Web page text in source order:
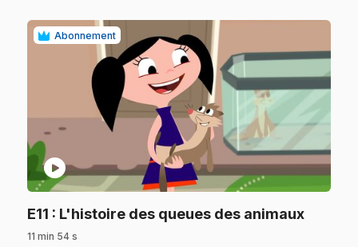
Abonnement
play_circle
E11 : L'histoire des queues des animaux.
11 min 54 s